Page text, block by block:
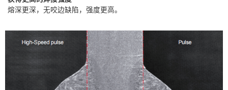
熔深更深，无咬边缺陷，强度更高。